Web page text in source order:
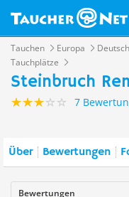
Tauchen Europa
Tauchplätze
Steinbruch
7
Über Bewertungen
Bewertungen